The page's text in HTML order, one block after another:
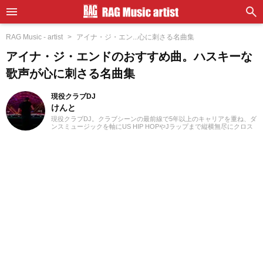
RAG Music - artist アイナ・ジ・エン...心に刺さる名曲集
アイナ・ジ・エンドのおすすめ曲。ハスキーな
歌声が心に刺さる名曲集
現役クラブDJ
けんと
現役クラブDJ。クラブシーンの最前線で5年以上のキャリアを重ね、ダ
ンスミュージックを軸にUS HIP HOPやJラップまで縦横無尽にクロス